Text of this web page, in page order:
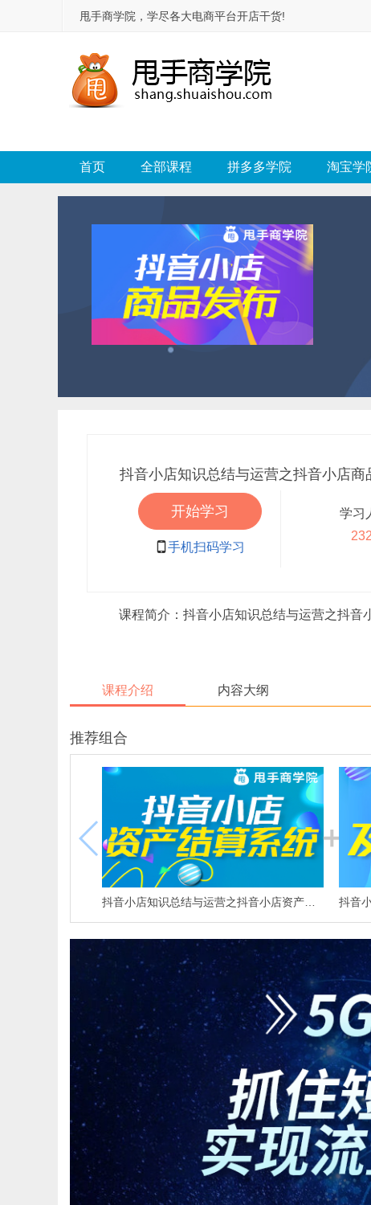
甩手商学院，学尽各大电商平台开店干货!
首页 全部课程 拼多多学院 淘宝学
抖音小店知识总结与运营之抖音小店商
开始学习
 手机扫码学习
学习
课程简介：抖音小店知识总结与运营之抖
课程介绍 内容大纲
推荐组合